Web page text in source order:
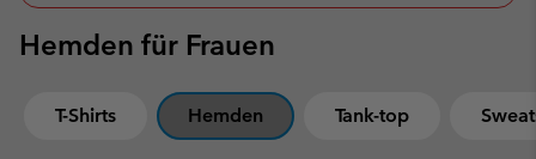
TO
SEARCH
Hemden für Frauen
T-Shirts Hemden Tank-top